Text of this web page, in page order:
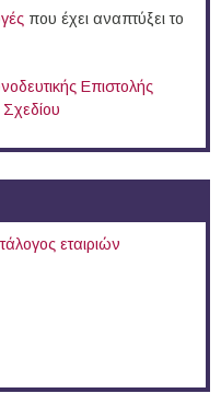
που έχει αναπτύξει το
Επιστολής
Σχεδίου
εταιριών